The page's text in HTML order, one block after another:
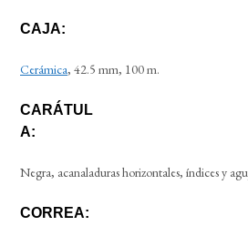
CAJA:
Cerámica, 42.5 mm, 100 m.
CARÁTUL
A:
Negra, acanaladuras horizontales, índices y
CORREA: